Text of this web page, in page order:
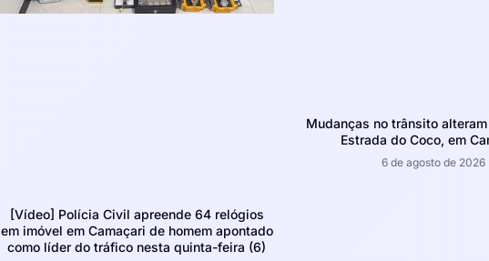
[Vídeo] Polícia Civil apreende 64 relógios
em imóvel em Camaçari de homem apontado
como líder do tráfico nesta quinta-feira (6)
Mudanças no trânsito
Estrada do Coco, em
6 de agosto de 2026